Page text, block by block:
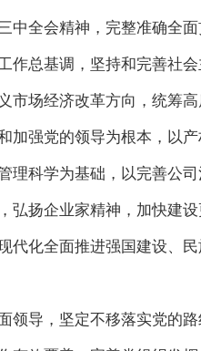
中全会精神，完整准确全
作总基调，坚持和完善社
市场经济改革方向，统筹
加强党的领导为根本，以
理科学为基础，以完善公
弘扬企业家精神，加快建
代化全面推进强国建设、
领导，坚定不移落实党的